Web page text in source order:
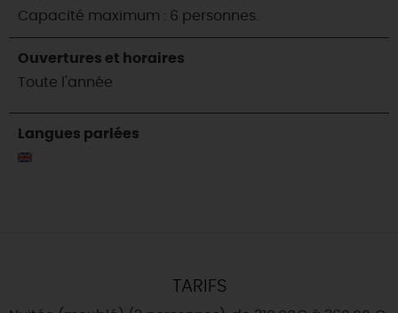
Capacité maximum : 6 personnes.
Ouvertures et horaires
Toute l'année
Langues parlées
TARIFS